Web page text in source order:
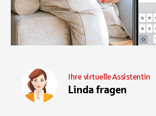
Linda fragen
Ihre virtuelle Assistentin